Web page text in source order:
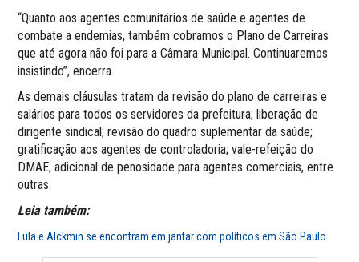
“Quanto aos agentes comunitários de saúde e agentes de
combate a endemias, também cobramos o Plano de Carreiras
que até agora não foi para a Câmara Municipal. Continuaremos
insistindo”, encerra.
As demais cláusulas tratam da revisão do plano de carreiras e
salários para todos os servidores da prefeitura; liberação de
dirigente sindical; revisão do quadro suplementar da saúde;
gratificação aos agentes de controladoria; vale-refeição do
DMAE; adicional de penosidade para agentes comerciais, entre
outras.
Leia também:
Lula e Alckmin se encontram em jantar com políticos em São Paulo